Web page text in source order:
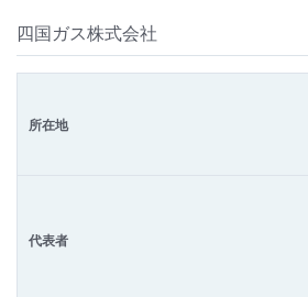
四国ガス株式会社
所在地
代表者